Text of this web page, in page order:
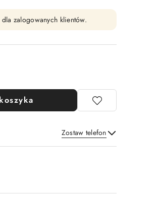
zalogowanych klientów.
Zostaw telefon
Wyślij